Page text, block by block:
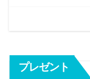
シ
ョ
プレゼント